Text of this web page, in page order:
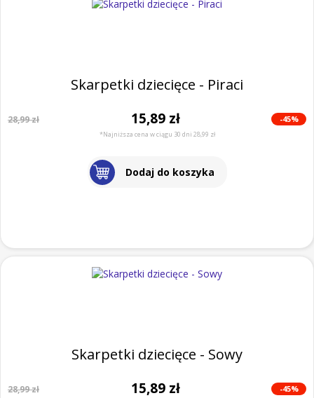
Skarpetki dziecięce - Piraci
28,99 zł 15,89 zł -45%
*Najniższa cena w ciągu 30 dni 28,99 zł
Dodaj do koszyka
Skarpetki dziecięce - Sowy
28,99 zł 15,89 zł -45%